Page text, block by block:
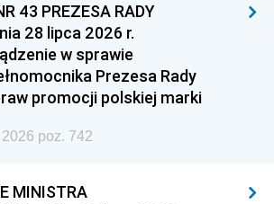
43 PREZESA RADY
28 lipca 2026 r.
w sprawie
Prezesa Rady
promocji polskiej marki
poz. 742
MINISTRA